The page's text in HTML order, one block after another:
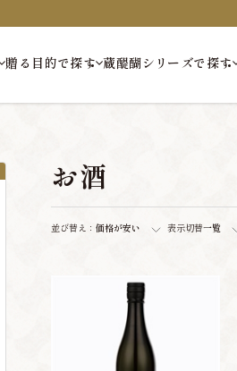
贈る目的で探す 蔵醍醐シリーズで探す
お酒
並び替え： 価格が安い 表示切替一覧